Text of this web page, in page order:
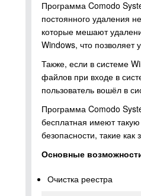
Программа Comodo
постоянного удаления
которые мешают
Windows, что позволяет
Также, если в системе
файлов при входе в
пользователь вошёл в
Программа Comodo
бесплатная имеют
безопасности, такие
Основные
Очистка реестра